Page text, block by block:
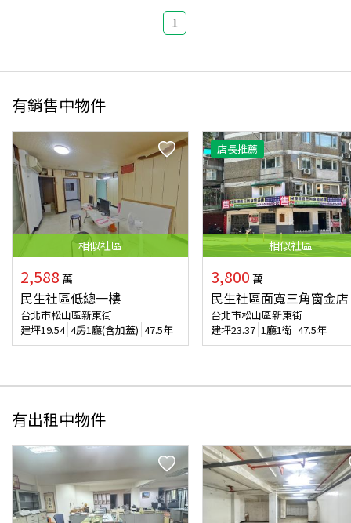
1
有銷售中物件
相似社區
2,588 萬
民生社區低總一樓
台北市松山區新東街
建坪19.54 4房1廳(含加蓋) 47.5年
店長推薦
相似社區
3,800 萬
民生社區面寬三角窗金店
台北市松山區新東街
建坪23.37 1廳1衛 47.5年
有出租中物件